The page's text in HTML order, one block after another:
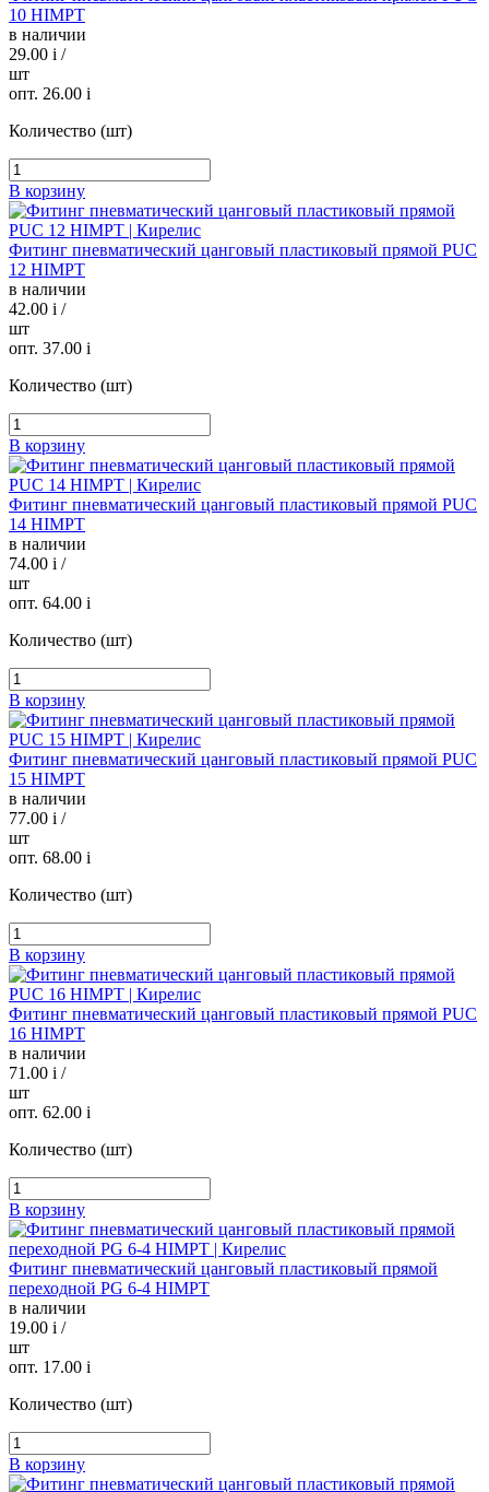
10 HIMPT
в наличии
29.00 i /
шт
опт. 26.00 i
Количество (шт)
В корзину
Фитинг пневматический цанговый пластиковый прямой PUC
12 HIMPT
в наличии
42.00 i /
шт
опт. 37.00 i
Количество (шт)
В корзину
Фитинг пневматический цанговый пластиковый прямой PUC
14 HIMPT
в наличии
74.00 i /
шт
опт. 64.00 i
Количество (шт)
В корзину
Фитинг пневматический цанговый пластиковый прямой PUC
15 HIMPT
в наличии
77.00 i /
шт
опт. 68.00 i
Количество (шт)
В корзину
Фитинг пневматический цанговый пластиковый прямой PUC
16 HIMPT
в наличии
71.00 i /
шт
опт. 62.00 i
Количество (шт)
В корзину
Фитинг пневматический цанговый пластиковый прямой
переходной PG 6-4 HIMPT
в наличии
19.00 i /
шт
опт. 17.00 i
Количество (шт)
В корзину